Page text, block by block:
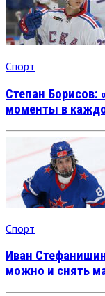
Спорт
Степан Борисов:
моменты в
Спорт
Иван
можно и снять